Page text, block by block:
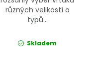
různých velikostí a
typů...
Skladem